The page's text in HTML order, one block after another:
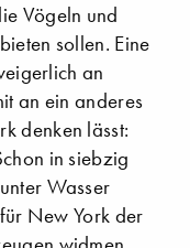
Vögeln und
sollen. Eine
an
an ein anderes
denken lässt:
in siebzig
Wasser
New York der